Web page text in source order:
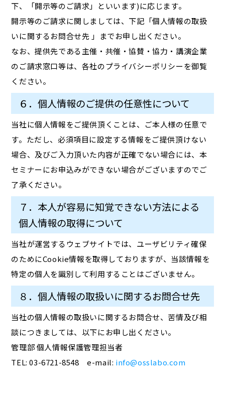
下、「開示等のご請求」といいます)に応じます。
開示等のご請求に関しましては、下記「個人情報の取扱
いに関するお問合せ先 」までお申し出ください。
なお、提供先である主催・共催・協賛・協力・講演企業
のご請求窓口等は、各社のプライバシーポリシーを御覧
ください。
６．個人情報のご提供の任意性について
当社に個人情報をご提供頂くことは、ご本人様の任意で
す。ただし、必須項目に設定する情報をご提供頂けない
場合、及びご入力頂いた内容が正確でない場合には、本
セミナーにお申込みができない場合がございますのでご
了承ください。
７．本人が容易に知覚できない方法による
個人情報の取得について
当社が運営するウェブサイトでは、ユーザビリティ確保
のためにCookie情報を取得しておりますが、当該情報を
特定の個人を識別して利用することはございません。
８．個人情報の取扱いに関するお問合せ先
当社の個人情報の取扱いに関するお問合せ、苦情及び相
談につきましては、以下にお申し出ください。
管理部 個人情報保護管理担当者
TEL: 03-6721-8548 e-mail: info@osslabo.com